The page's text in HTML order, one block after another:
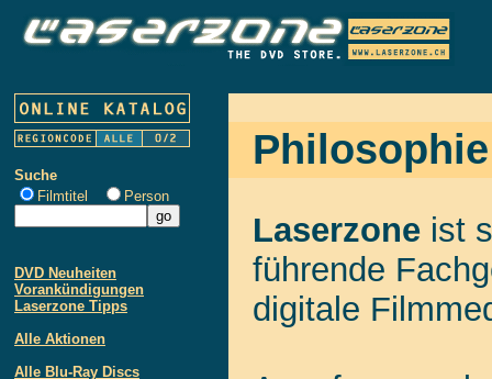
Suche
Filmtitel
Person
DVD Neuheiten
Vorankündigungen
Laserzone Tipps
Alle Aktionen
Alle Blu-Ray Discs
Philosophie
Laserzone ist
führende
digitale